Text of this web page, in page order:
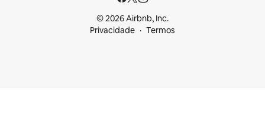
© 2026 Airbnb, Inc.
Privacidade
Termos